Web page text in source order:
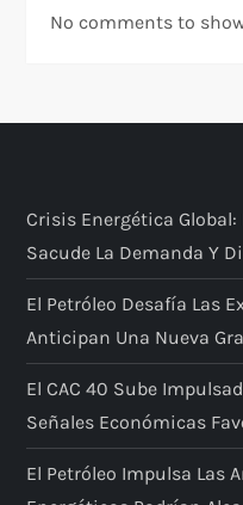
No comments to
Crisis Energética
Sacude La Demanda Y
El Petróleo Desafía Las
Anticipan Una Nueva
El CAC 40 Sube
Señales Económicas
El Petróleo Impulsa Las